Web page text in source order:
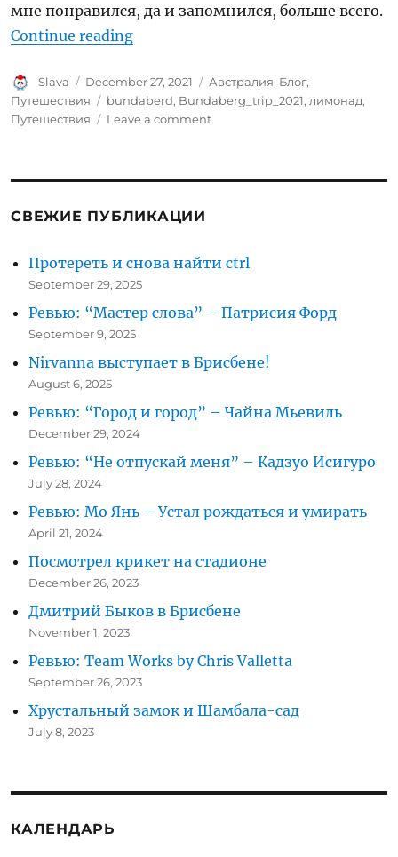
мне понравился, да и запомнился, больше всего.
Continue reading“Лимонад – Bundaberg Brewed
Author
Slava
Posted
on
December 27, 2021 Categories
Австралия, Блог,
Путешествия
Tags
bundaberd, Bundaberg_trip_2021, лимонад,
Путешествия
Leave a commenton
СВЕЖИЕ ПУБЛИКАЦИИ
Протереть и снова найти ctrl
September 29, 2025
Ревью: “Мастер слова” – Патрисия Форд
September 9, 2025
Nirvanna выступает в Брисбене!
August 6, 2025
Ревью: “Город и город” – Чайна Мьевиль
December 29, 2024
Ревью: “Не отпускай меня” – Кадзуо Исигуро
July 28, 2024
Ревью: Мо Янь – Устал рождаться и умирать
April 21, 2024
Посмотрел крикет на стадионе
December 26, 2023
Дмитрий Быков в Брисбене
November 1, 2023
Ревью: Team Works by Chris Valletta
September 26, 2023
Хрустальный замок и Шамбала-сад
July 8, 2023
КАЛЕНДАРЬ